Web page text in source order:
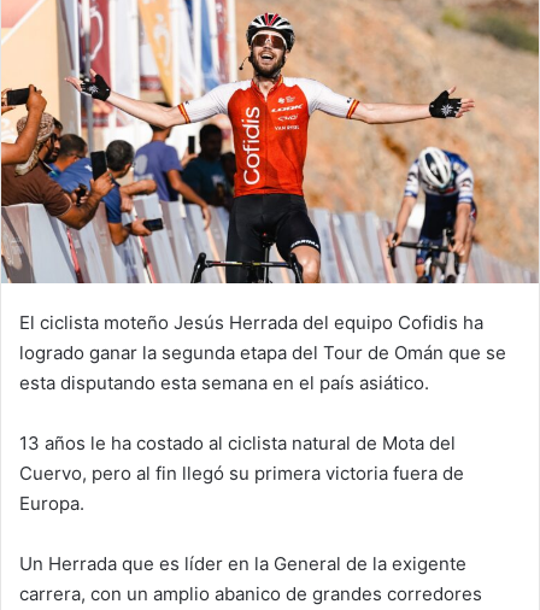
El ciclista moteño Jesús Herrada del equipo Cofidis ha
logrado ganar la segunda etapa del Tour de Omán que se
esta disputando esta semana en el país asiático.
13 años le ha costado al ciclista natural de Mota del
Cuervo, pero al fin llegó su primera victoria fuera de
Europa.
Un Herrada que es líder en la General de la exigente
carrera, con un amplio abanico de grandes corredores